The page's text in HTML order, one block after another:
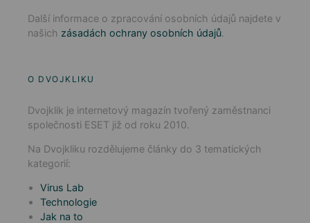
Další informace o zpracování osobních údajů najdete v
našich zásadách ochrany osobních údajů.
O DVOJKLIKU
Dvojklik je internetový magazín tvořený zaměstnanci
společnosti ESET již od roku 2010.
Na Dvojkliku rozdělujeme články do 3 tematických
kategorií:
Virus Lab
Technologie
Jak na to